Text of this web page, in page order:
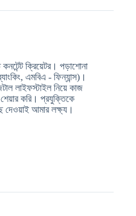
ক্রিয়েটর। পড়াশোনা
এমবিএ - ফিন্যান্স)।
লাইফস্টাইল নিয়ে কাজ
করি। প্রযুক্তিকে
দেওয়াই আমার লক্ষ্য।